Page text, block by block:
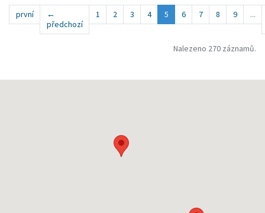
první
←
předchozí
1 2 3 4 5 6 7 8 9 ...
Nalezeno 270 záznamů.